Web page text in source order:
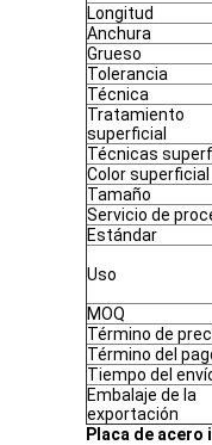
Longitud
Anchura
Grueso
Tolerancia
Técnica
Tratamiento
superficial
Técnicas
Color superficial
Tamaño
Servicio de
Estándar
Uso
MOQ
Término de
Término del
Tiempo del
Embalaje de la
exportación
Placa de acero